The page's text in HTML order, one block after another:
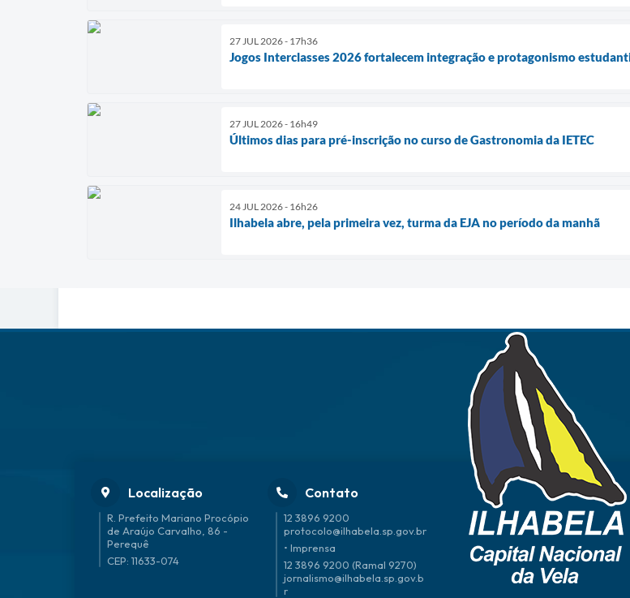
27 JUL 2026 - 17h36
Jogos Interclasses 2026 fortalecem integração e protagonismo
27 JUL 2026 - 16h49
Últimos dias para pré-inscrição no curso de Gastronomia da IETEC
24 JUL 2026 - 16h26
Ilhabela abre, pela primeira vez, turma da EJA no período da manhã
Localização
R. Prefeito Mariano Procópio
de Araújo Carvalho, 86 -
Perequê
CEP: 11633-074
Contato
12 3896 9200
protocolo@ilhabela.sp.gov.br
• Imprensa
12 3896 9200 (Ramal 9270)
jornalismo@ilhabela.sp.gov.b
r